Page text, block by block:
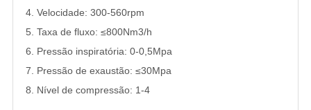
4. Velocidade: 300-560rpm
5. Taxa de fluxo: ≤800Nm3/h
6. Pressão inspiratória: 0-0,5Mpa
7. Pressão de exaustão: ≤30Mpa
8. Nível de compressão: 1-4